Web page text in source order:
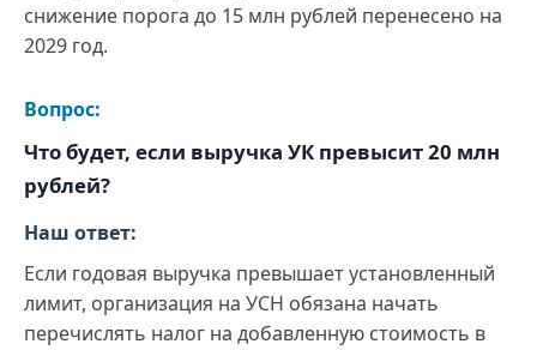
снижение порога до 15 млн рублей перенесено на
2029 год.
Вопрос:
Что будет, если выручка УК превысит 20 млн
рублей?
Наш ответ:
Если годовая выручка превышает установленный
лимит, организация на УСН обязана начать
перечислять налог на добавленную стоимость в